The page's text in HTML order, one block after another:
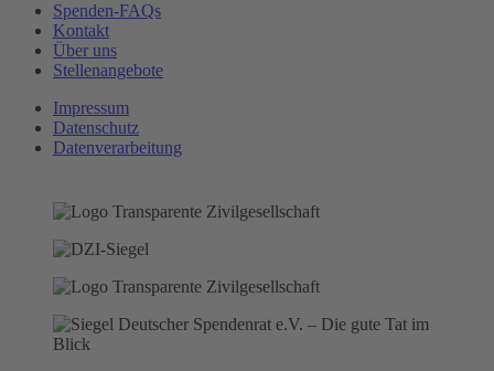
Spenden-FAQs
Kontakt
Über uns
Stellenangebote
Impressum
Datenschutz
Datenverarbeitung